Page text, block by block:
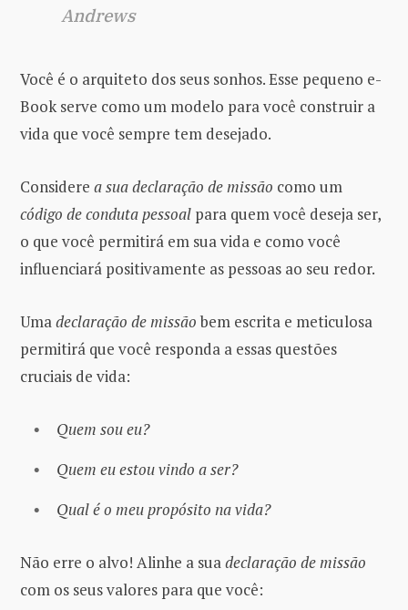
Andrews
Você é o arquiteto dos seus sonhos. Esse pequeno e-
Book serve como um modelo para você construir a
vida que você sempre tem desejado.
Considere a sua declaração de missão como um
código de conduta pessoal para quem você deseja ser,
o que você permitirá em sua vida e como você
influenciará positivamente as pessoas ao seu redor.
Umadeclaração de missãobem escrita e meticulosa
permitirá que você responda a essas questões
cruciais de vida:
Quem sou eu?
Quem eu estou vindo a ser?
Qual é o meu propósito na vida?
Não erre o alvo! Alinhe a suadeclaração de missão
com os seus valores para que você: